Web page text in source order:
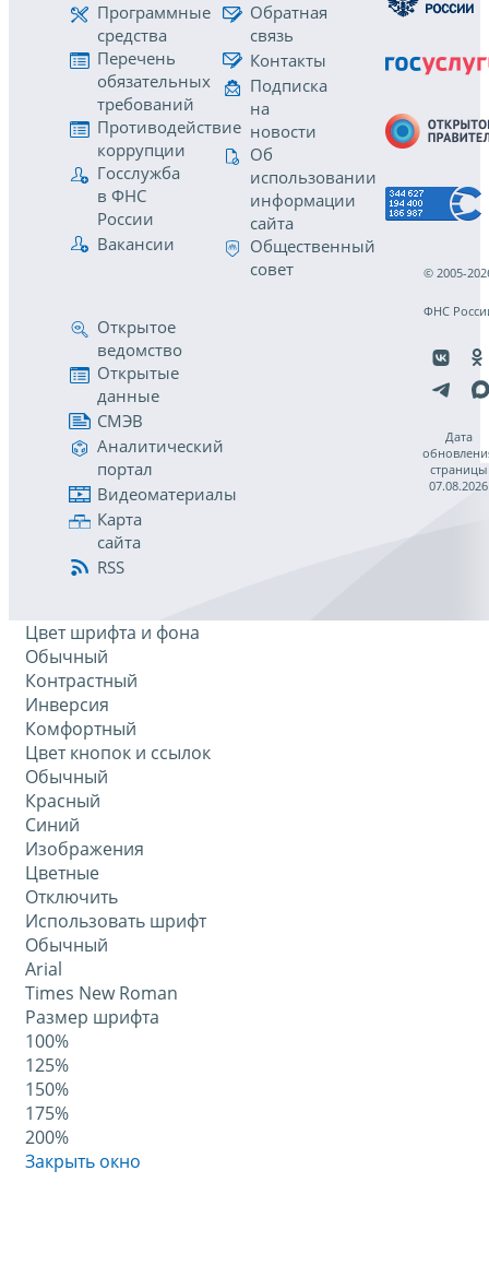
Программные
средства
Перечень
обязательных
требований
Противодействие
коррупции
Госслужба
в ФНС
России
Вакансии
Обратная
связь
Контакты
Подписка
на
новости
Об
использовании
информации
сайта
Общественный
совет
Открытое
ведомство
Открытые
данные
СМЭВ
Аналитический
портал
Видеоматериалы
Карта
сайта
RSS
© 2005-
ФНС
Дата
страницы
07.08.2026
Цвет шрифта и фона
Обычный
Контрастный
Инверсия
Комфортный
Цвет кнопок и ссылок
Обычный
Красный
Синий
Изображения
Цветные
Отключить
Использовать шрифт
Обычный
Arial
Times New Roman
Размер шрифта
100%
125%
150%
175%
200%
Закрыть окно